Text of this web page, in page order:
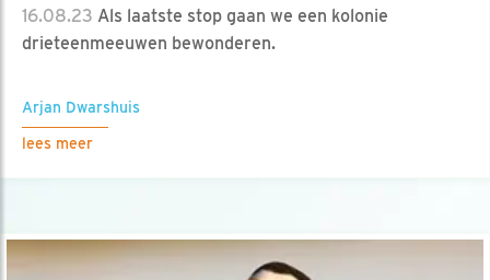
16.08.23 Als laatste stop gaan we een kolonie
drieteenmeeuwen bewonderen.
Arjan Dwarshuis
lees meer